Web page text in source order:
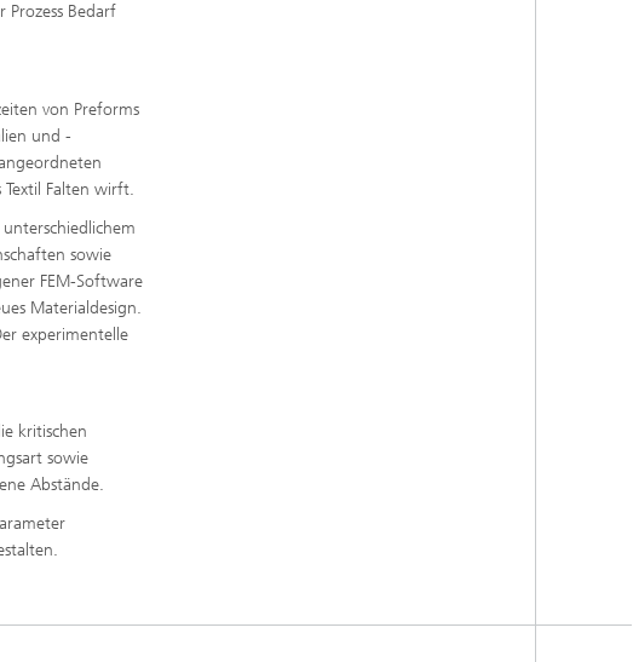
Bedarf
von Preforms
und -
Falten wirft.
sowie
FEM-Software
Materialdesign.
experimentelle
kritischen
sowie
Abstände.